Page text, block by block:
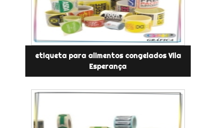
etiqueta para alimentos congelados Vila
Esperança